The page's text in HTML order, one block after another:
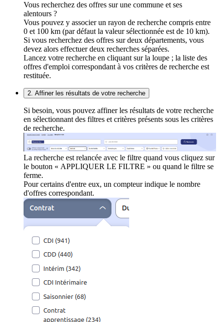
Vous recherchez des offres sur une commune et ses
alentours ?
Vous pouvez y associer un rayon de recherche compris entre
0 et 100 km (par défaut la valeur sélectionnée est de 10 km).
Si vous recherchez des offres sur deux départements, vous
devez alors effectuer deux recherches séparées.
Lancez votre recherche en cliquant sur la loupe ; la liste des
offres d'emploi correspondant à vos critères de recherche est
restituée.
2. Affiner les résultats de votre recherche
Si besoin, vous pouvez affiner les résultats de votre recherche
en sélectionnant des filtres et critères présents sous les critères
de recherche.
La recherche est relancée avec le filtre quand vous cliquez sur
le bouton « APPLIQUER LE FILTRE » ou quand le filtre se
ferme.
Pour certains d'entre eux, un compteur indique le nombre
d'offres correspondant.